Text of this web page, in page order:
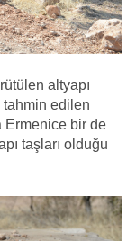
altyapı
tahmin edilen
Ermenice bir de
taşları olduğu